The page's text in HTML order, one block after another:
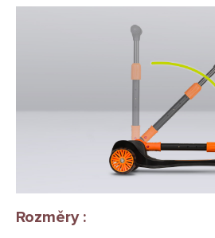
Rozměry :